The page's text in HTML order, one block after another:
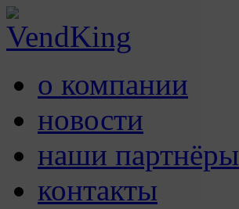
о компании
новости
наши партнёры
контакты